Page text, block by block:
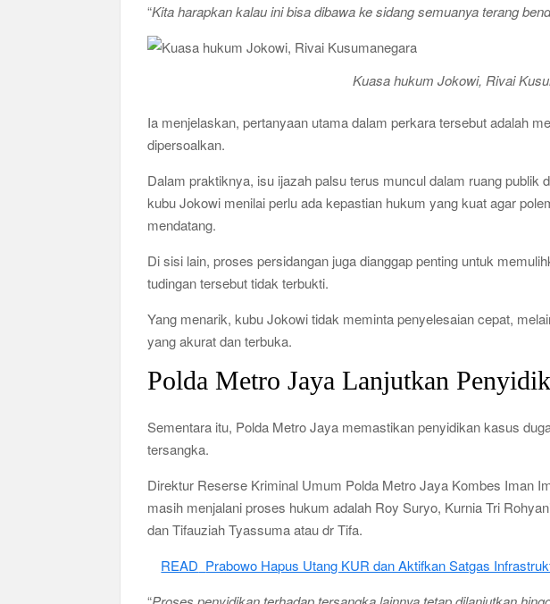
“Kita harapkan kalau ini bisa dibawa ke sidang semuanya terang
Kuasa hukum Jokowi, Rivai
Ia menjelaskan, pertanyaan utama dalam perkara tersebut adalah
dipersoalkan.
Dalam praktiknya, isu ijazah palsu terus muncul dalam ruang publik
kubu Jokowi menilai perlu ada kepastian hukum yang kuat agar
mendatang.
Di sisi lain, proses persidangan juga dianggap penting untuk
tudingan tersebut tidak terbukti.
Yang menarik, kubu Jokowi tidak meminta penyelesaian cepat,
yang akurat dan terbuka.
Polda Metro Jaya Lanjutkan
Sementara itu, Polda Metro Jaya memastikan penyidikan kasus
tersangka.
Direktur Reserse Kriminal Umum Polda Metro Jaya Kombes Iman
masih menjalani proses hukum adalah Roy Suryo, Kurnia Tri
dan Tifauziah Tyassuma atau dr Tifa.
READ Prabowo Hapus Utang KUR dan Aktifkan Satgas